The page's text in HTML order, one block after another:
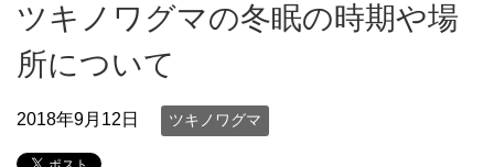
ツキノワグマの冬眠の時期や場
所について
2018年9月12日 ツキノワグマ